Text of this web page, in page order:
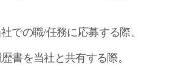
での職/任務に応募する際。
書を当社と共有する際。